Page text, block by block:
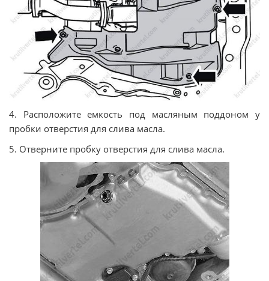
4. Расположите емкость под масляным поддоном у
пробки отверстия для слива масла.
5. Отверните пробку отверстия для слива масла.